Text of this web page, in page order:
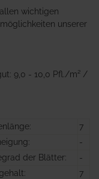
wichtigen
unserer
9,0 - 10,0 Pfl./m² /
7
-
der Blätter:
-
7